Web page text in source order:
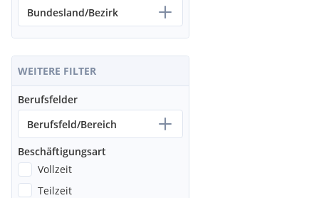
Bundesland/Bezirk
WEITERE FILTER
Berufsfelder
Berufsfeld/Bereich
Beschäftigungsart
Vollzeit
Teilzeit